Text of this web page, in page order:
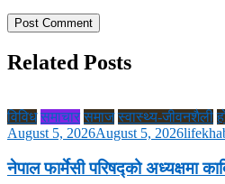
Related Posts
विविध समाचार समाज स्वास्थ्य-जीवनशैली
August 5, 2026August 5, 2026
नेपाल फार्मेसी परिषद्को अध्यक्षमा